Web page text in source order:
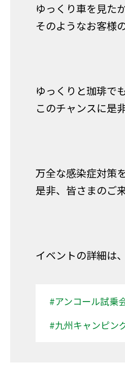
ゆっくり車を見た
そのようなお客様
ゆっくりと珈琲で
このチャンスに是
万全な感染症対策
是非、皆さまのご
イベントの詳細は、
#アンコール試乗
#九州キャンピン